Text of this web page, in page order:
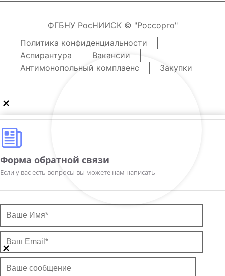
ФГБНУ РосНИИСК © "Россорго"
Политика конфиденциальности
Аспирантура
Вакансии
Антимонопольный комплаенс
Закупки
Форма обратной связи
Если у вас есть вопросы вы можете нам написать